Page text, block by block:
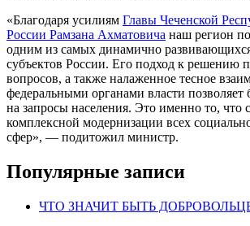
«Благодаря усилиям Главы Чеченской
России Рамзана Ахматовича наш регион по
одним из самых динамично
субъектов России. Его подход к решению
вопросов, а также налаженное тесное
федеральными органами власти позволяет
на запросы населения. Это именно то, что
комплексной модернизации всех
сфер», — подитожил министр.
Популярные записи
ЧТО ЗНАЧИТ БЫТЬ